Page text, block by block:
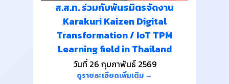
ส.ส.ท. ร่วมกับพันธมิตรจัดงาน
Karakuri Kaizen Digital
Transformation / IoT TPM
Learning field in Thailand
วันที่ 26 กุมภาพันธ์ 2569
ดูรายละเอียดเพิ่มเติม →